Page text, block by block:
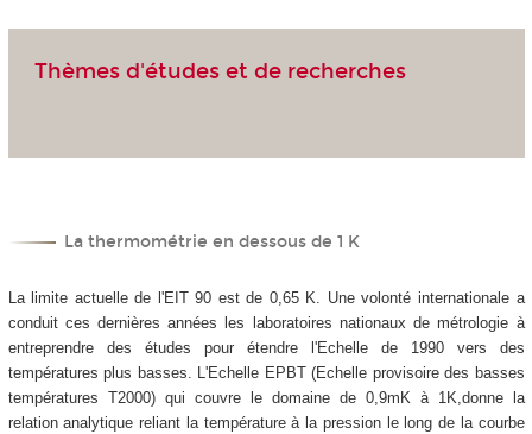
Thèmes d'études et de recherches
La thermométrie en dessous de 1 K
La limite actuelle de l'EIT 90 est de 0,65 K. Une volonté internationale a
conduit ces dernières années les laboratoires nationaux de métrologie à
entreprendre des études pour étendre l'Echelle de 1990 vers des
températures plus basses. L'Echelle EPBT (Echelle provisoire des basses
températures T2000) qui couvre le domaine de 0,9mK à 1K,donne la
relation analytique reliant la température à la pression le long de la courbe